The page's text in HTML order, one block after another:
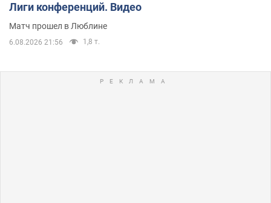
Лиги конференций. Видео
Матч прошел в Люблине
6.08.2026 21:56 1,8 т.